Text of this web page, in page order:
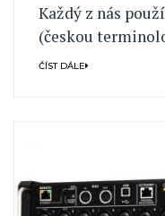
Každý z nás
(českou
ČÍST DÁLE